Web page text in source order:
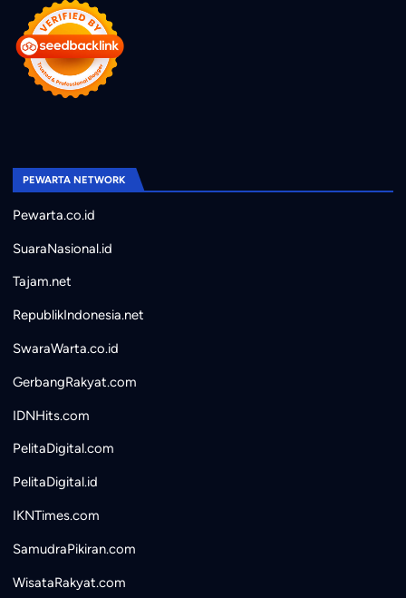
PEWARTA NETWORK
Pewarta.co.id
SuaraNasional.id
Tajam.net
RepublikIndonesia.net
SwaraWarta.co.id
GerbangRakyat.com
IDNHits.com
PelitaDigital.com
PelitaDigital.id
IKNTimes.com
SamudraPikiran.com
WisataRakyat.com